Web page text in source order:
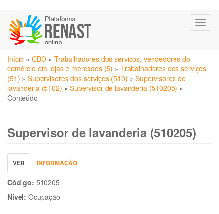
para
conteúdo
principal
Você
está
aqui
Início » CBO » Trabalhadores dos serviços, vendedores do
comércio em lojas e mercados (5) » Trabalhadores dos serviços
(51) » Supervisores dos serviços (510) » Supervisores de
lavanderia (5102) » Supervisor de lavanderia (510205) »
Conteúdo
Supervisor de lavanderia (510205)
Abas
primárias
VER (ABA
ATIVA)
INFORMAÇÃO
Código: 510205
Nível: Ocupação